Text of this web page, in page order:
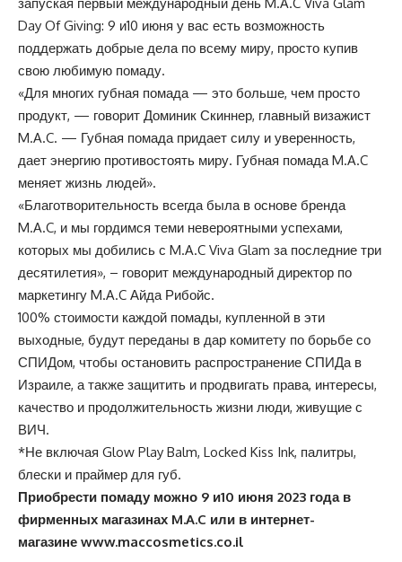
Day Of Giving: 9 и10 июня у вас есть возможность
поддержать добрые дела по всему миру, просто купив
свою любимую помаду.
«Для многих губная помада — это больше, чем просто
продукт, — говорит Доминик Скиннер, главный визажист
M.A.C. — Губная помада придает силу и уверенность,
дает энергию противостоять миру. Губная помада M.A.C
меняет жизнь людей».
«Благотворительность всегда была в основе бренда
M.A.C, и мы гордимся теми невероятными успехами,
которых мы добились с M.A.C Viva Glam за последние три
десятилетия», – говорит международный директор по
маркетингу M.A.C Айда Рибойс.
100% стоимости каждой помады, купленной в эти
выходные, будут переданы в дар комитету по борьбе со
СПИДом, чтобы остановить распространение СПИДа в
Израиле, а также защитить и продвигать права, интересы,
качество и продолжительность жизни люди, живущие с
ВИЧ.
*Не включая Glow Play Balm, Locked Kiss Ink, палитры,
блески и праймер для губ.
Приобрести помаду можно 9 и10 июня 2023 года в
фирменных магазинах M.A.C или в интернет-
магазине www.maccosmetics.co.il